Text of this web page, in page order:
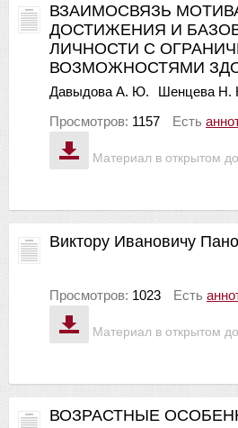
Материал в открытом
ВЗАИМОСВЯЗЬ
ДОСТИЖЕНИЯ И
ЛИЧНОСТИ С
ВОЗМОЖНОСТЯМИ
Давыдова А. Ю. Шенцева Н.
Просмотров: 1157 Есть
Материал в открытом
Виктору Ивановичу
Просмотров: 1023 Есть
ВОЗРАСТНЫЕ